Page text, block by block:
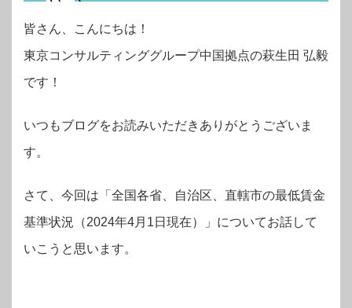
皆さん、こんにちは！
東京コンサルティンググループ中国拠点の萩生田 弘毅
です！
いつもブログをお読みいただきありがとうございま
す。
さて、今回は「全国各省、自治区、直轄市の最低賃金
基準状況（2024年4月1日現在）」についてお話して
いこうと思います。